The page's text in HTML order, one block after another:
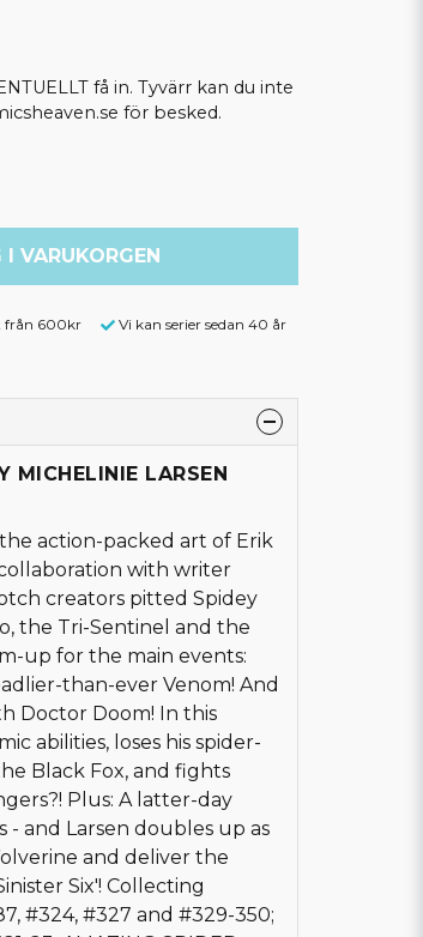
få in. Tyvärr kan du inte
för besked.
I VARUKORGEN
från 600kr
Vi kan serier sedan 40 år
LARSEN
action-packed art of Erik
with writer
creators pitted Spidey
the Tri-Sentinel and the
up for the main events:
than-ever Venom! And
Doctor Doom! In this
abilities, loses his spider-
Black Fox, and fights
Plus: A latter-day
and Larsen doubles up as
and deliver the
Six'! Collecting
#324, #327 and #329-350;